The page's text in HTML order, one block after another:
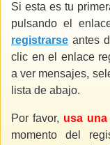
Si esta es tu
pulsando el
registrarse antes
clic en el enlace
a ver mensajes,
lista de abajo.
Por favor, usa
momento del